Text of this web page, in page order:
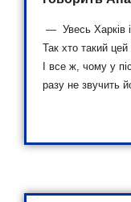
— Увесь Харків і
Так хто такий
І все ж, чому у
разу не звучить